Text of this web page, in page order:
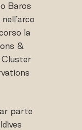
Baros
nell'arco
la
&
Cluster
parte